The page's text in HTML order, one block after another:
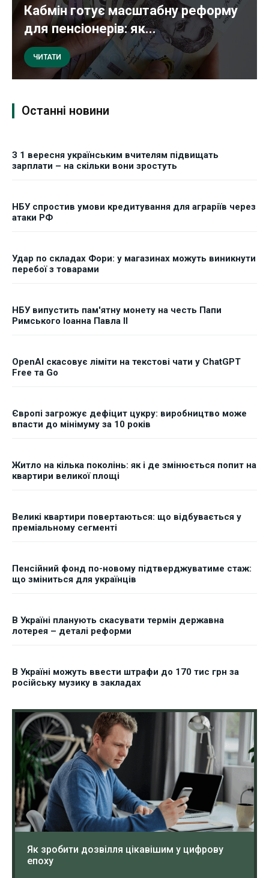
Кабмін готує масштабну реформу
для пенсіонерів: як...
ЧИТАТИ
Останні новини
З 1 вересня українським вчителям підвищать
зарплати – на скільки вони зростуть
НБУ спростив умови кредитування для аграріїв через
атаки РФ
Удар по складах Фори: у магазинах можуть виникнути
перебої з товарами
НБУ випустить пам'ятну монету на честь Папи
Римського Іоанна Павла II
OpenAI скасовує ліміти на текстові чати у ChatGPT
Free та Go
Європі загрожує дефіцит цукру: виробництво може
впасти до мінімуму за 10 років
Житло на кілька поколінь: як і де змінюється попит на
квартири великої площі
Великі квартири повертаються: що відбувається у
преміальному сегменті
Пенсійний фонд по-новому підтверджуватиме стаж:
що зміниться для українців
В Україні планують скасувати термін державна
лотерея – деталі реформи
В Україні можуть ввести штрафи до 170 тис грн за
російську музику в закладах
Як зробити дозвілля цікавішим у цифрову
епоху